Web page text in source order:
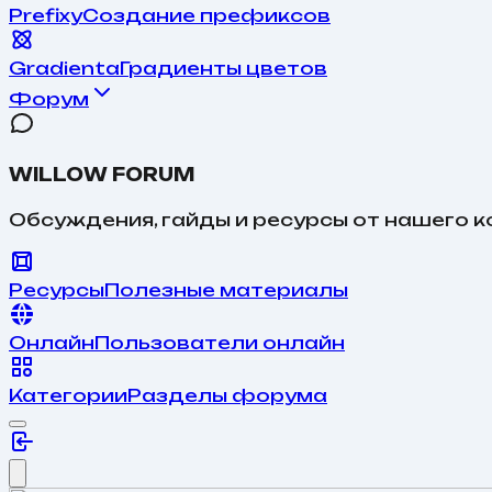
PrefixyСоздание префиксов
GradientaГрадиенты цветов
Форум
WILLOW FORUM
Обсуждения, гайды и ресурсы от нашего
РесурсыПолезные материалы
ОнлайнПользователи онлайн
КатегорииРазделы форума